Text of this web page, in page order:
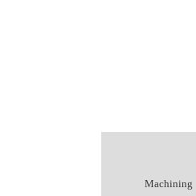
Machining